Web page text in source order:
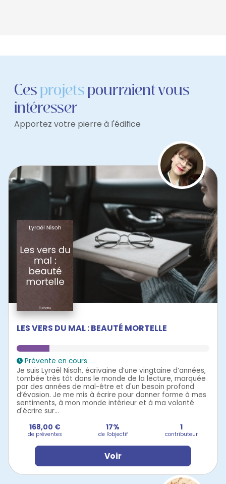
Cesprojetspourraient vous
intéresser
Apportez votre pierre à l'édifice
LES VERS DU MAL : BEAUTÉ MORTELLE
Prévente en cours
Je suis Lyraël Nisoh, écrivaine d’une vingtaine d’années,
tombée très tôt dans le monde de la lecture, marquée
par des années de mal-être et d'un besoin profond
d’évasion. Je me mis à écrire pour donner forme à mes
sentiments, à mon monde intérieur et à ma volonté
d'écrire sur...
168,00 €
de préventes
17%
de l'objectif
1
contributeur
Voir